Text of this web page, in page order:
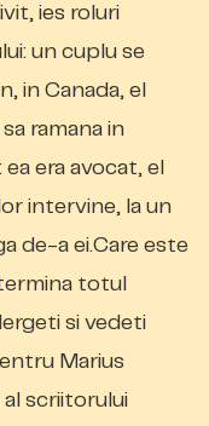
ies roluri
un cuplu se
in Canada, el
ramana in
era avocat, el
intervine, la un
de-a ei.Care este
totul
si vedeti
Marius
scriitorului